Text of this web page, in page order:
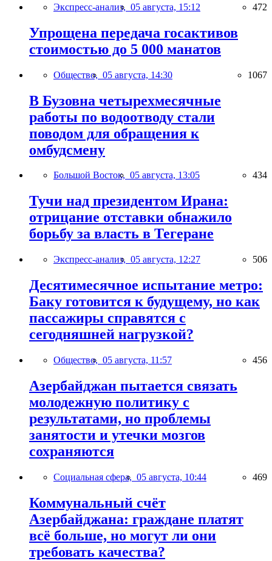
Экспресс-анализ, 05 августа, 15:12 472
Упрощена передача госактивов
стоимостью до 5 000 манатов
Общество, 05 августа, 14:30 1067
В Бузовна четырехмесячные
работы по водоотводу стали
поводом для обращения к
омбудсмену
Большой Восток, 05 августа, 13:05 434
Тучи над президентом Ирана:
отрицание отставки обнажило
борьбу за власть в Тегеране
Экспресс-анализ, 05 августа, 12:27 506
Десятимесячное испытание метро:
Баку готовится к будущему, но как
пассажиры справятся с
сегодняшней нагрузкой?
Общество, 05 августа, 11:57 456
Азербайджан пытается связать
молодежную политику с
результатами, но проблемы
занятости и утечки мозгов
сохраняются
Социальная сфера, 05 августа, 10:44 469
Коммунальный счёт
Азербайджана: граждане платят
всё больше, но могут ли они
требовать качества?